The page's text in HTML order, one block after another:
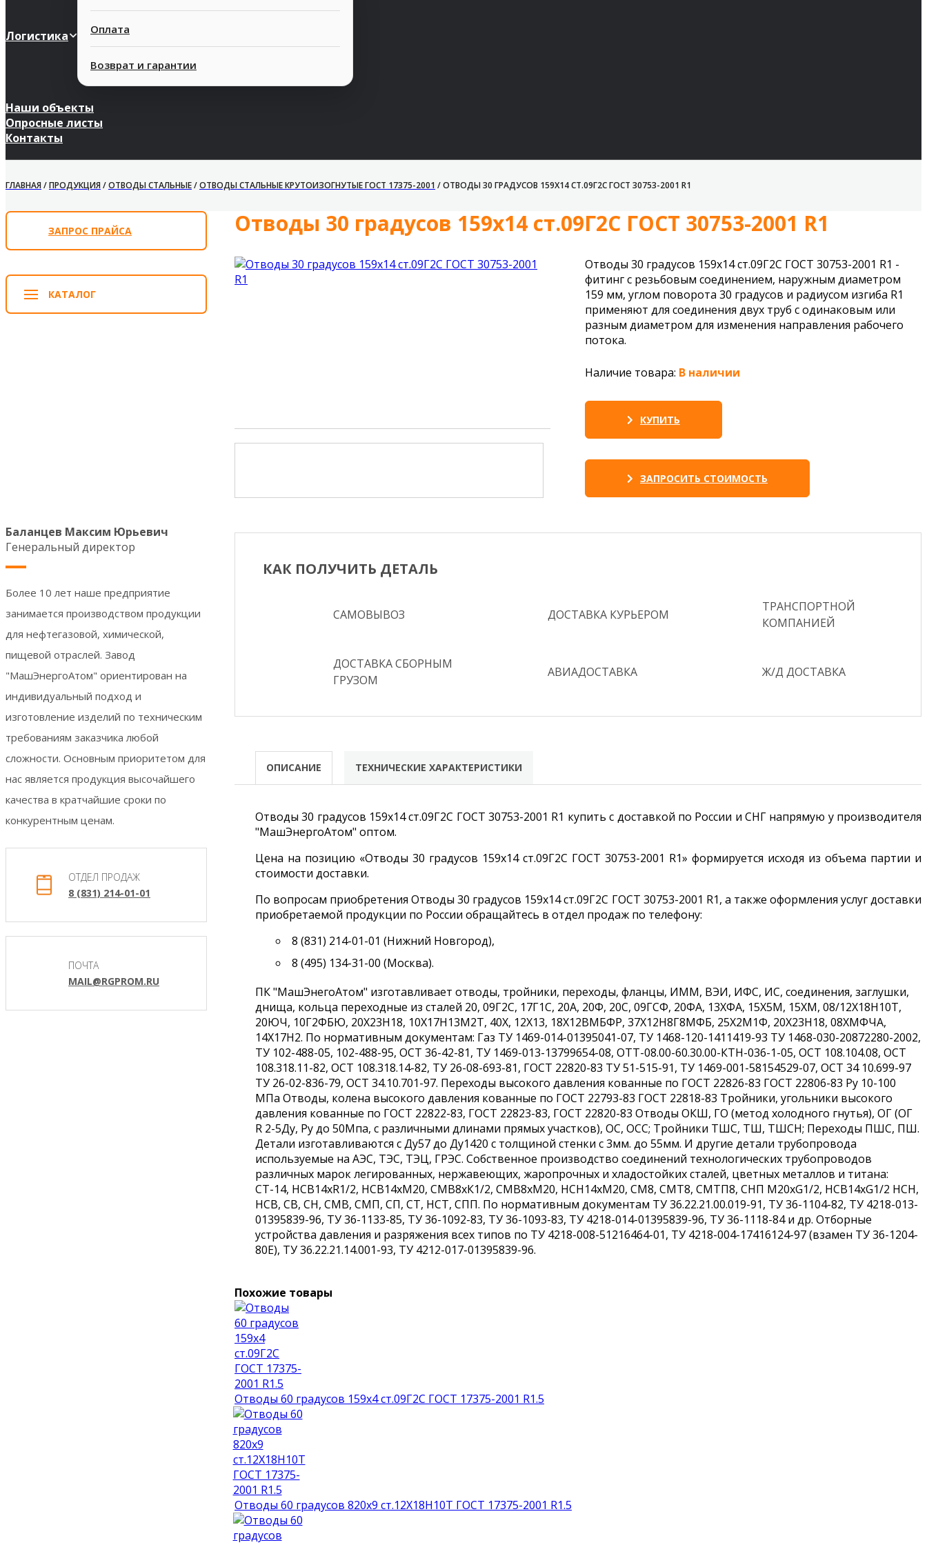
Логистика Оплата
Возврат и гарантии
Наши объекты
Опросные листы
Контакты
ГЛАВНАЯ/ПРОДУКЦИЯ/ОТВОДЫ СТАЛЬНЫЕ/ОТВОДЫ СТАЛЬНЫЕ КРУТОИЗОГНУТЫЕ ГОСТ 17375-2001 /ОТВОДЫ 30 ГРАДУСОВ 159Х14 СТ.09Г2С ГОСТ 30753-2001 R1
ЗАПРОС ПРАЙСА
КАТАЛОГ
Баланцев Максим Юрьевич
Генеральный директор
Более 10 лет наше предприятие
занимается производством продукции
для нефтегазовой, химической,
пищевой отраслей. Завод
"МашЭнергоАтом" ориентирован на
индивидуальный подход и
изготовление изделий по техническим
требованиям заказчика любой
сложности. Основным приоритетом для
нас является продукция высочайшего
качества в кратчайшие сроки по
конкурентным ценам.
ОТДЕЛ ПРОДАЖ
8 (831) 214-01-01
ПОЧТА
MAIL@RGPROM.RU
Отводы 30 градусов 159х14 ст.09Г2С ГОСТ 30753-2001 R1
Отводы 30 градусов 159х14 ст.09Г2С ГОСТ 30753-2001 R1 -
фитинг с резьбовым соединением, наружным диаметром
159 мм, углом поворота 30 градусов и радиусом изгиба R1
применяют для соединения двух труб с одинаковым или
разным диаметром для изменения направления рабочего
потока.
Наличие товара: В наличии
КУПИТЬ
ЗАПРОСИТЬ СТОИМОСТЬ
КАК ПОЛУЧИТЬ ДЕТАЛЬ
САМОВЫВОЗ ДОСТАВКА КУРЬЕРОМ
ТРАНСПОРТНОЙ
КОМПАНИЕЙ
ДОСТАВКА СБОРНЫМ
ГРУЗОМ
АВИАДОСТАВКА Ж/Д ДОСТАВКА
ОПИСАНИЕ ТЕХНИЧЕСКИЕ ХАРАКТЕРИСТИКИ
Отводы 30 градусов 159х14 ст.09Г2С ГОСТ 30753-2001 R1 купить с доставкой по России и СНГ напрямую у производителя
"МашЭнергоАтом" оптом.
Цена на позицию «Отводы 30 градусов 159х14 ст.09Г2С ГОСТ 30753-2001 R1» формируется исходя из объема партии и
стоимости доставки.
По вопросам приобретения Отводы 30 градусов 159х14 ст.09Г2С ГОСТ 30753-2001 R1, а также оформления услуг доставки
приобретаемой продукции по России обращайтесь в отдел продаж по телефону:
8 (831) 214-01-01 (Нижний Новгород),
8 (495) 134-31-00 (Москва).
ПК "МашЭнегоАтом" изготавливает отводы, тройники, переходы, фланцы, ИММ, ВЭИ, ИФС, ИС, соединения, заглушки,
днища, кольца переходные из сталей 20, 09Г2С, 17Г1С, 20А, 20Ф, 20С, 09ГСФ, 20ФА, 13ХФА, 15Х5М, 15ХМ, 08/12Х18Н10Т,
20ЮЧ, 10Г2ФБЮ, 20Х23Н18, 10Х17Н13М2Т, 40Х, 12Х13, 18Х12ВМБФР, 37Х12Н8Г8МФБ, 25Х2М1Ф, 20Х23Н18, 08ХМФЧА,
14Х17Н2. По нормативным документам: Газ ТУ 1469-014-01395041-07, ТУ 1468-120-1411419-93 ТУ 1468-030-20872280-2002,
ТУ 102-488-05, 102-488-95, ОСТ 36-42-81, ТУ 1469-013-13799654-08, ОТТ-08.00-60.30.00-КТН-036-1-05, ОСТ 108.104.08, ОСТ
108.318.11-82, ОСТ 108.318.14-82, ТУ 26-08-693-81, ГОСТ 22820-83 ТУ 51-515-91, ТУ 1469-001-58154529-07, ОСТ 34 10.699-97
ТУ 26-02-836-79, ОСТ 34.10.701-97. Переходы высокого давления кованные по ГОСТ 22826-83 ГОСТ 22806-83 Ру 10-100
МПа Отводы, колена высокого давления кованные по ГОСТ 22793-83 ГОСТ 22818-83 Тройники, угольники высокого
давления кованные по ГОСТ 22822-83, ГОСТ 22823-83, ГОСТ 22820-83 Отводы ОКШ, ГО (метод холодного гнутья), ОГ (ОГ
R 2-5Ду, Ру до 50Мпа, с различными длинами прямых участков), ОС, ОСС; Тройники ТШС, ТШ, ТШСН; Переходы ПШС, ПШ.
Детали изготавливаются с Ду57 до Ду1420 с толщиной стенки с 3мм. до 55мм. И другие детали трубопровода
используемые на АЭС, ТЭС, ТЭЦ, ГРЭС. Собственное производство соединений технологических трубопроводов
различных марок легированных, нержавеющих, жаропрочных и хладостойких сталей, цветных металлов и титана:
СТ-14, НСВ14хR1/2, НСВ14хМ20, СМВ8хК1/2, СМВ8хМ20, НСН14хМ20, СМ8, СМТ8, СМТП8, СНП М20хG1/2, НСВ14хG1/2 НСН,
НСВ, СВ, СН, СМВ, СМП, СП, СТ, НСТ, СПП. По нормативным документам ТУ 36.22.21.00.019-91, ТУ 36-1104-82, ТУ 4218-013-
01395839-96, ТУ 36-1133-85, ТУ 36-1092-83, ТУ 36-1093-83, ТУ 4218-014-01395839-96, ТУ 36-1118-84 и др. Отборные
устройства давления и разряжения всех типов по ТУ 4218-008-51216464-01, ТУ 4218-004-17416124-97 (взамен ТУ 36-1204-
80Е), ТУ 36.22.21.14.001-93, ТУ 4212-017-01395839-96.
Похожие товары
Отводы 60 градусов 159х4 ст.09Г2С ГОСТ 17375-2001 R1.5
Отводы 60 градусов 820х9 ст.12Х18Н10Т ГОСТ 17375-2001 R1.5